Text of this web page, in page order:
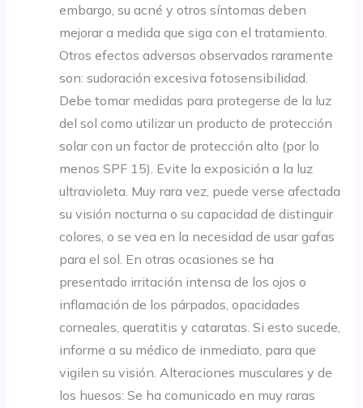
embargo, su acné y otros síntomas deben
mejorar a medida que siga con el tratamiento.
Otros efectos adversos observados raramente
son: sudoración excesiva fotosensibilidad.
Debe tomar medidas para protegerse de la luz
del sol como utilizar un producto de protección
solar con un factor de protección alto (por lo
menos SPF 15). Evite la exposición a la luz
ultravioleta. Muy rara vez, puede verse afectada
su visión nocturna o su capacidad de distinguir
colores, o se vea en la necesidad de usar gafas
para el sol. En otras ocasiones se ha
presentado irritación intensa de los ojos o
inflamación de los párpados, opacidades
corneales, queratitis y cataratas. Si esto sucede,
informe a su médico de inmediato, para que
vigilen su visión. Alteraciones musculares y de
los huesos: Se ha comunicado en muy raras